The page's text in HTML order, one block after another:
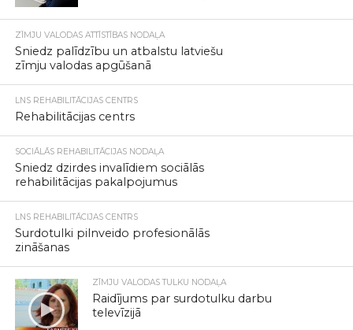
ZĪMJU VALODAS ATTĪSTĪBAS NODAĻA
Sniedz palīdzību un atbalstu latviešu
zīmju valodas apgūšanā
LNS REHABILITĀCIJAS CENTRS
Rehabilitācijas centrs
SOCIĀLĀS REHABILITĀCIJAS NODAĻA
Sniedz dzirdes invalīdiem sociālās
rehabilitācijas pakalpojumus
LNS REHABILITĀCIJAS CENTRS
Surdotulki pilnveido profesionālās
zināšanas
ZĪMJU VALODAS TULKU NODAĻA
Raidījums par surdotulku darbu
televīzijā